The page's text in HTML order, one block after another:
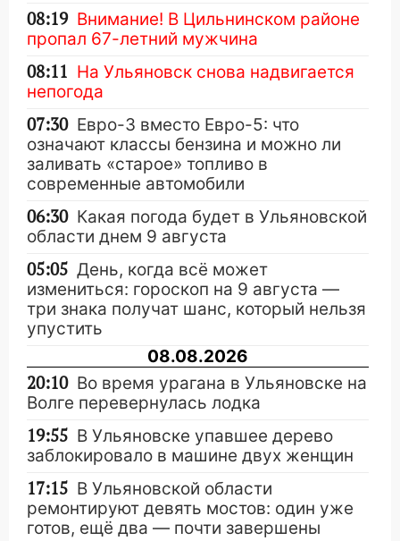
08:19 Внимание! В Цильнинском районе
пропал 67-летний мужчина
08:11 На Ульяновск снова надвигается
непогода
07:30 Евро-3 вместо Евро-5: что
означают классы бензина и можно ли
заливать «старое» топливо в
современные автомобили
06:30 Какая погода будет в Ульяновской
области днем 9 августа
05:05 День, когда всё может
измениться: гороскоп на 9 августа —
три знака получат шанс, который нельзя
упустить
08.08.2026
20:10 Во время урагана в Ульяновске на
Волге перевернулась лодка
19:55 В Ульяновске упавшее дерево
заблокировало в машине двух женщин
17:15 В Ульяновской области
ремонтируют девять мостов: один уже
готов, ещё два — почти завершены